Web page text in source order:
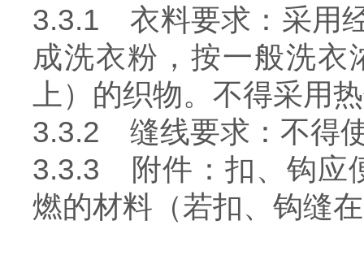
3.3.1 衣料要求：采用
成洗衣粉，按一般洗
上）的织物。不得采用
3.3.2 缝线要求：不得
3.3.3 附件：扣、钩应
燃的材料（若扣、钩缝